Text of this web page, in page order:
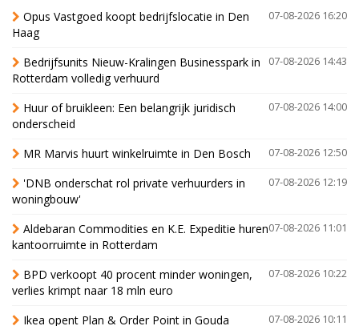
07-08-2026 16:20
Opus Vastgoed koopt bedrijfslocatie in Den
Haag
07-08-2026 14:43
Bedrijfsunits Nieuw-Kralingen Businesspark in
Rotterdam volledig verhuurd
07-08-2026 14:00
Huur of bruikleen: Een belangrijk juridisch
onderscheid
07-08-2026 12:50
MR Marvis huurt winkelruimte in Den Bosch
07-08-2026 12:19
'DNB onderschat rol private verhuurders in
woningbouw'
07-08-2026 11:01
Aldebaran Commodities en K.E. Expeditie huren
kantoorruimte in Rotterdam
07-08-2026 10:22
BPD verkoopt 40 procent minder woningen,
verlies krimpt naar 18 mln euro
07-08-2026 10:11
Ikea opent Plan & Order Point in Gouda